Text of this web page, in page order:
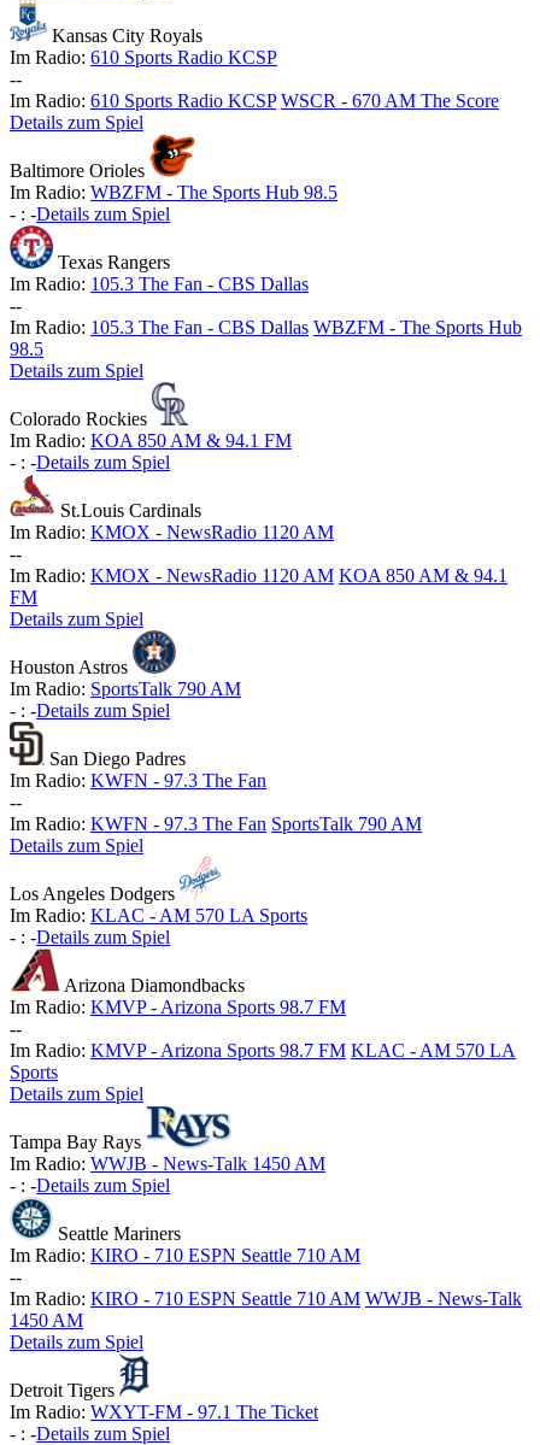
Kansas City Royals
Im Radio: 610 Sports Radio KCSP
--
Im Radio: 610 Sports Radio KCSP WSCR - 670 AM The Score
Details zum Spiel
Baltimore Orioles
Im Radio: WBZFM - The Sports Hub 98.5
- : -Details zum Spiel
Texas Rangers
Im Radio: 105.3 The Fan - CBS Dallas
--
Im Radio: 105.3 The Fan - CBS Dallas WBZFM - The Sports Hub
98.5
Details zum Spiel
Colorado Rockies
Im Radio: KOA 850 AM & 94.1 FM
- : -Details zum Spiel
St.Louis Cardinals
Im Radio: KMOX - NewsRadio 1120 AM
--
Im Radio: KMOX - NewsRadio 1120 AM KOA 850 AM & 94.1
FM
Details zum Spiel
Houston Astros
Im Radio: SportsTalk 790 AM
- : -Details zum Spiel
San Diego Padres
Im Radio: KWFN - 97.3 The Fan
--
Im Radio: KWFN - 97.3 The Fan SportsTalk 790 AM
Details zum Spiel
Los Angeles Dodgers
Im Radio: KLAC - AM 570 LA Sports
- : -Details zum Spiel
Arizona Diamondbacks
Im Radio: KMVP - Arizona Sports 98.7 FM
--
Im Radio: KMVP - Arizona Sports 98.7 FM KLAC - AM 570 LA
Sports
Details zum Spiel
Tampa Bay Rays
Im Radio: WWJB - News-Talk 1450 AM
- : -Details zum Spiel
Seattle Mariners
Im Radio: KIRO - 710 ESPN Seattle 710 AM
--
Im Radio: KIRO - 710 ESPN Seattle 710 AM WWJB - News-Talk
1450 AM
Details zum Spiel
Detroit Tigers
Im Radio: WXYT-FM - 97.1 The Ticket
- : -Details zum Spiel